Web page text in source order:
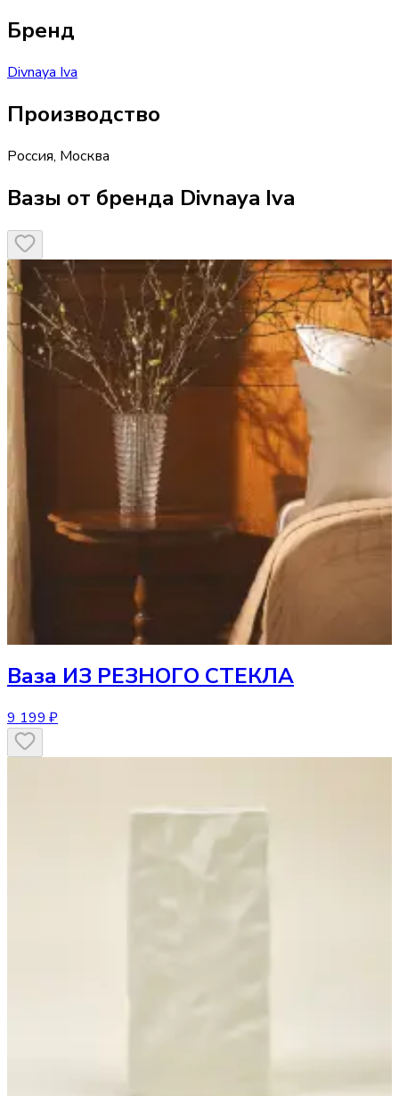
Бренд
Divnaya Iva
Производство
Россия, Москва
Вазы от бренда Divnaya Iva
Ваза ИЗ РЕЗНОГО СТЕКЛА
9 199 ₽